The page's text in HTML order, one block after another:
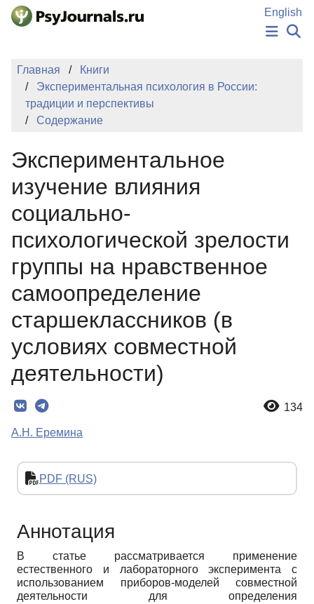
Перейти к основному содержанию
English
ПОДАТЬ РУКОПИСЬ
Регистрация
Главная
Книги
Экспериментальная психология в России:
традиции и перспективы
Содержание
Экспериментальное
изучение влияния
социально-
психологической зрелости
группы на нравственное
самоопределение
старшеклассников (в
условиях совместной
деятельности)
134
А.Н. Еремина
PDF (RUS)
Аннотация
В статье рассматривается применение
естественного и лабораторного эксперимента с
использованием приборов-моделей совместной
деятельности для определения